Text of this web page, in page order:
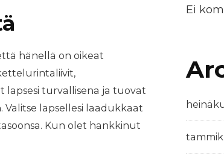
hänellä on oikeat
turvallisena ja tuovat
lapsellesi laadukkaat
Kun olet hankkinut
Ei